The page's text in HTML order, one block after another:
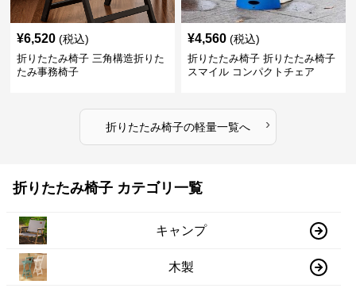
¥6,520 (税込)
折りたたみ椅子 三角構造折りた
たみ事務椅子
¥4,560 (税込)
折りたたみ椅子 折りたたみ椅子
スマイル コンパクトチェア
折りたたみ椅子の軽量一覧へ ›
折りたたみ椅子 カテゴリ一覧
キャンプ
木製